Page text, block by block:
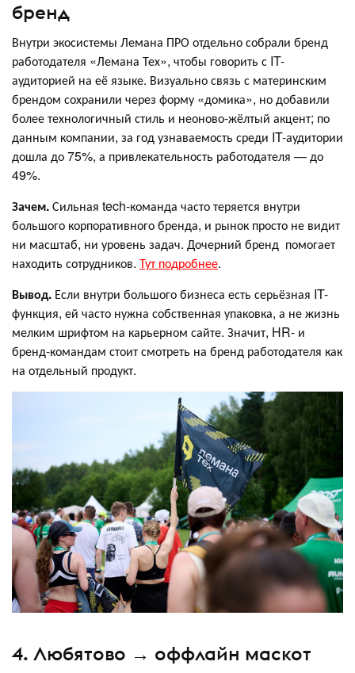
бренд
Внутри экосистемы Лемана ПРО отдельно собрали бренд
работодателя «Лемана Тех», чтобы говорить с IT-
аудиторией на её языке. Визуально связь с материнским
брендом сохранили через форму «домика», но добавили
более технологичный стиль и неоново-жёлтый акцент; по
данным компании, за год узнаваемость среди IT-аудитории
дошла до 75%, а привлекательность работодателя — до
49%.
Зачем.Сильная tech-команда часто теряется внутри
большого корпоративного бренда, и рынок просто не видит
ни масштаб, ни уровень задач. Дочерний бренд помогает
находить сотрудников. Тут подробнее.
Вывод. Если внутри большого бизнеса есть серьёзная IT-
функция, ей часто нужна собственная упаковка, а не жизнь
мелким шрифтом на карьерном сайте. Значит, HR- и
бренд-командам стоит смотреть на бренд работодателя как
на отдельный продукт.
4. Любятово → оффлайн маскот